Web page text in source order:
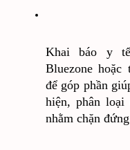
Khai báo y
Bluezone hoặc
để góp phần
hiện, phân loại
nhằm chặn